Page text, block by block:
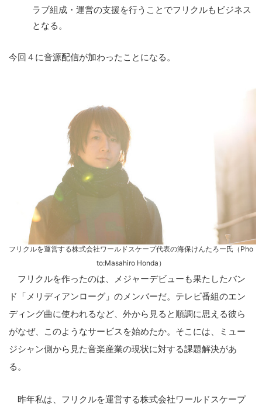
ラブ組成・運営の支援を行うことでフリクルもビジネス
となる。
今回４に音源配信が加わったことになる。
フリクルを運営する株式会社ワールドスケープ代表の海保けんたろー氏（Pho
to:Masahiro Honda）
フリクルを作ったのは、メジャーデビューも果たしたバン
ド「メリディアンローグ」のメンバーだ。テレビ番組のエン
ディング曲に使われるなど、外から見ると順調に思える彼ら
がなぜ、このようなサービスを始めたか。そこには、ミュー
ジシャン側から見た音楽産業の現状に対する課題解決があ
る。
昨年私は、フリクルを運営する株式会社ワールドスケープ